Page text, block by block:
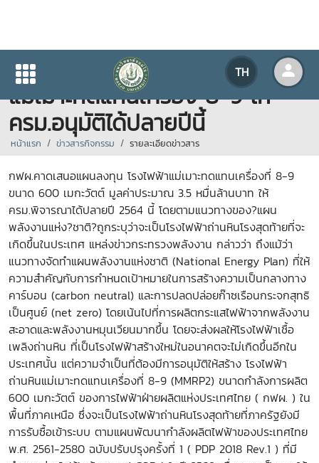
TH
คาดเสนอแผนลงทุน โรงไฟฟ้า
แม่เมาะทดแทนเครื่อง 8-9 ให้
ครม.อนุมัติได้ปลายปีนี้
หน้าแรก ข่าวสารกิจกรรม รายละเอียดข่าวสาร
กฟผ.คาดเสนอแผนลงทุน โรงไฟฟ้าแม่เมาะทดแทนเครื่องที่ 8-9
ขนาด 600 เมกะวัตต์ มูลค่าประมาณ 3.5 หมื่นล้านบาท ให้
ครม.พิจารณาได้ปลายปี 2564 นี้ โดยตามแนวทางของ?แผน
พลังงานแห่ง?ชาติ?ถูกระบุว่าจะเป็นโรงไฟฟ้าถ่านหินโรงสุดท้ายที่จะ
เกิดขึ้นในประเทศ แหล่งข่าวกระทรวงพลังงาน กล่าวว่า ถึงแม้ว่า
แนวทางจัดทำแผนพลังงานแห่งชาติ (National Energy Plan) ที่ให้
ความสำคัญกับการกำหนดเป้าหมายในการสร้างความเป็นกลางทาง
คาร์บอน (carbon neutral) และการปลดปล่อยก๊าซเรือนกระจกสุทธิ
เป็นศูนย์ (net zero) โดยเน้นไปที่การผลิตกระแสไฟฟ้าจากพลังงาน
สะอาดและพลังงานหมุนเวียนมากขึ้น โดยจะส่งผลให้โรงไฟฟ้าเชื้อ
เพลิงถ่านหิน ที่เป็นโรงไฟฟ้าสร้างใหม่ในอนาคตจะไม่เกิดขึ้นอีกใน
ประเทศนั้น แต่ความจำเป็นที่ต้องมีการอนุมัติให้สร้าง โรงไฟฟ้า
ถ่านหินแม่เมาะทดแทนเครื่องที่ 8-9 (MMRP2) ขนาดกำลังการผลิต
600 เมกะวัตต์ ของการไฟฟ้าฝ่ายผลิตแห่งประเทศไทย ( กฟผ. ) ใน
พื้นที่ภาคเหนือ ซึ่งจะเป็นโรงไฟฟ้าถ่านหินโรงสุดท้ายที่ภาครัฐยังมี
การรับซื้อเข้าระบบ ตามแผนพัฒนากำลังผลิตไฟฟ้าของประเทศไทย
พ.ศ. 2561-2580 ฉบับปรับปรุงครั้งที่ 1 ( PDP 2018 Rev.1 ) ที่มี